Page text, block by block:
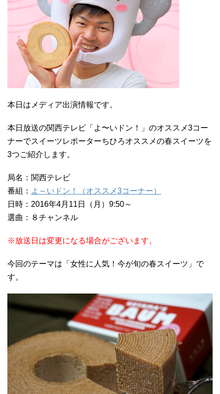
本日はメディア出演情報です。
本日放送の関西テレビ「よ〜いドン！」のオススメ3コー
ナーでスイーツレポーターちひろオススメの春スイーツを
3つご紹介します。
局名：関西テレビ
番組： よ～いドン！（オススメ3コーナー）
日時：2016年4月11日（月）9:50～
選曲：８チャンネル
※放送日は変更になる場合がございます。
今回のテーマは「女性に人気！今が旬の春スイーツ」で
す。